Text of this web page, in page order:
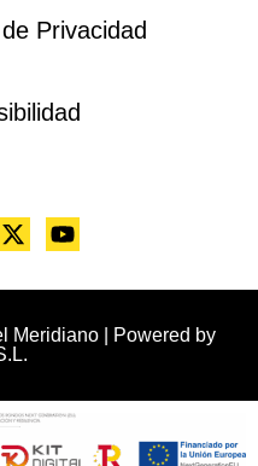
Privacidad
Meridiano | Powered by